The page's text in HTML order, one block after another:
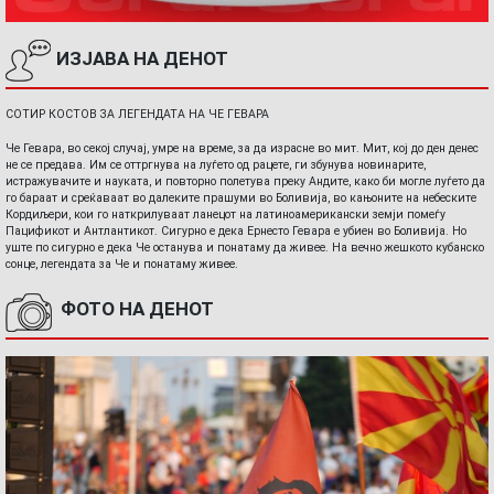
ИЗЈАВА НА ДЕНОТ
СОТИР КОСТОВ ЗА ЛЕГЕНДАТА НА ЧЕ ГЕВАРА
Че Гевара, во секој случај, умре на време, за да израсне во мит. Мит, кој до ден денес
не се предава. Им се оттргнува на луѓето од рацете, ги збунува новинарите,
истражувачите и науката, и повторно полетува преку Андите, како би могле луѓето да
го бараат и среќаваат во далеките прашуми во Боливија, во кањоните на небеските
Кордиљери, кои го наткрилуваат ланецот на латиноамерикански земји помеѓу
Пацификот и Антлантикот. Сигурно е дека Ернесто Гевара е убиен во Боливија. Но
уште по сигурно е дека Че останува и понатаму да живее. На вечно жешкото кубанско
сонце, легендата за Че и понатаму живее.
ФОТО НА ДЕНОТ